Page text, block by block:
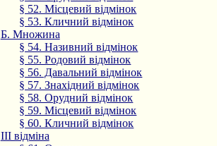
§ 52. Місцевий відмінок
§ 53. Кличний відмінок
Б. Множина
§ 54. Називний відмінок
§ 55. Родовий відмінок
§ 56. Давальний відмінок
§ 57. Знахідний відмінок
§ 58. Орудний відмінок
§ 59. Місцевий відмінок
§ 60. Кличний відмінок
III відміна